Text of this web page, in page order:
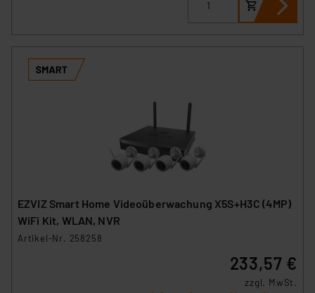
EZVIZ Smart Home Videoüberwachung X5S+H3C (4MP)
WiFi Kit, WLAN, NVR
Artikel-Nr. 258258
233,57 €
zzgl. MwSt.